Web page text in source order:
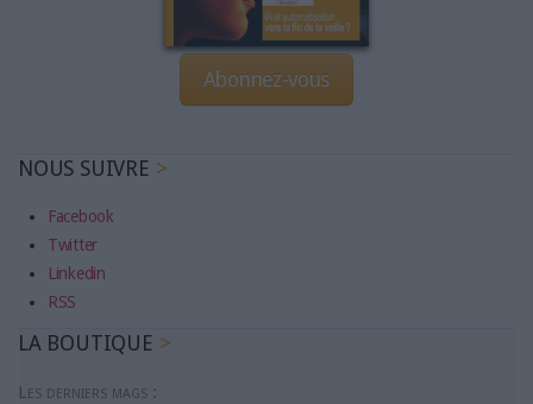
Abonnez-vous
NOUS SUIVRE
Facebook
Twitter
Linkedin
RSS
LA BOUTIQUE
Les derniers mags :